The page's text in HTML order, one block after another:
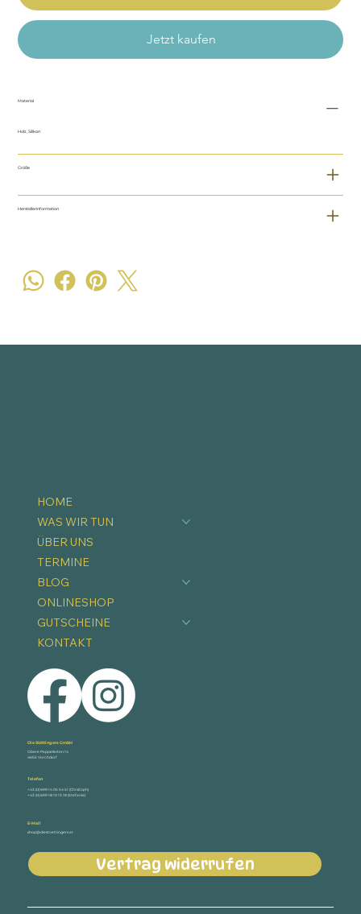
Jetzt kaufen
Material
Holz, Silikon
Größe
Herstellerinformation
HOME
WAS WIR TUN
ÜBER UNS
TERMINE
BLOG
ONLINESHOP
GUTSCHEINE
KONTAKT
Die Stöttingers GmbH
Obere Pappelleiten 14
4655 Vorchdorf
Telefon
+43 (0) 699 14 05 54 51 (Christoph)
+43 (0) 699 18 10 13 18 (Stefanie)
E-Mail
shop@diestoettingers.at
Vertrag widerrufen